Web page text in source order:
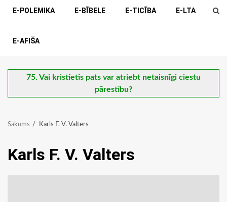
E-POLEMIKA E-BĪBELE E-TICĪBA E-LTA
E-AFIŠA
75. Vai kristietis pats var atriebt netaisnīgi ciestu
pārestību?
Sākums Karls F. V. Valters
Karls F. V. Valters